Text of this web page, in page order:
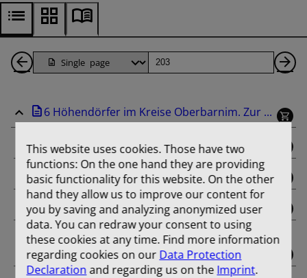
Back
Pages
Page
6 Höhendörfer im Kreise Oberbarnim. Zur ...
binding
title_page
contents
Aus der Entwicklungsgeschichte von Dorf und
Gut Trampe
This website uses cookies. Those have two
functions: On the one hand they are providing
basic functionality for this website. On the other
hand they allow us to improve our content for
you by saving and analyzing anonymized user
data. You can redraw your consent to using
these cookies at any time. Find more information
regarding cookies on our Data Protection
Declarationand regarding us on the Imprint.